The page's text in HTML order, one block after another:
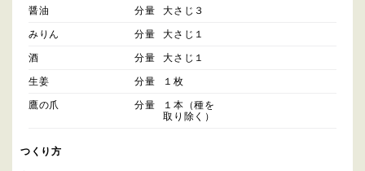
醤油 分量 大さじ３
みりん 分量 大さじ１
酒 分量 大さじ１
生姜 分量 １枚
鷹の爪 分量
１本（種を
取り除く） 
つくり方